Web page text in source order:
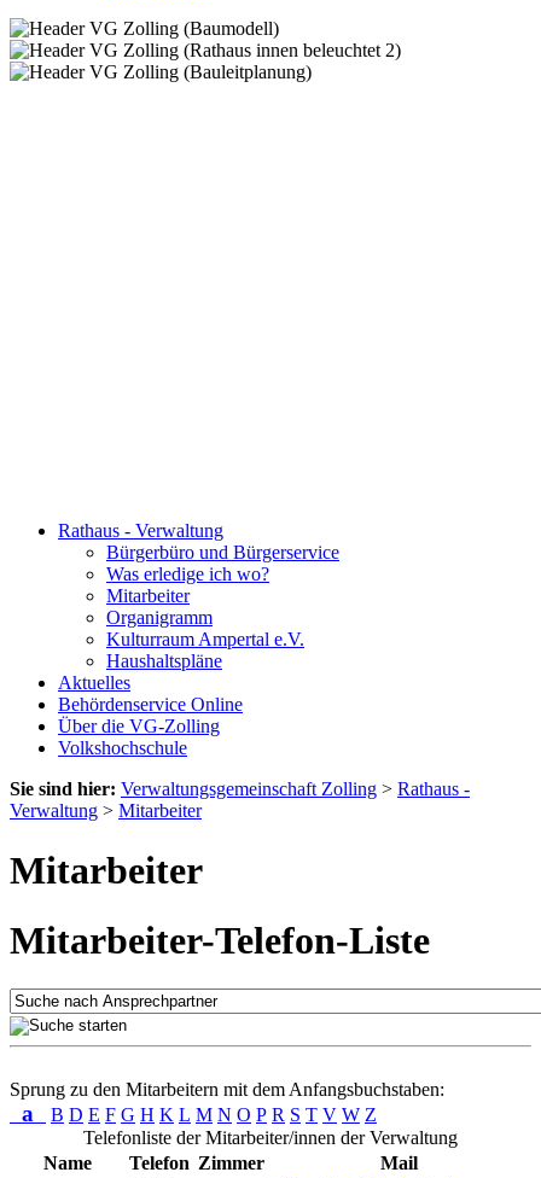
Rathaus - Verwaltung
Bürgerbüro und Bürgerservice
Was erledige ich wo?
Mitarbeiter
Organigramm
Kulturraum Ampertal e.V.
Haushaltspläne
Aktuelles
Behördenservice Online
Über die VG-Zolling
Volkshochschule
Sie sind hier: Verwaltungsgemeinschaft Zolling > Rathaus -
Verwaltung > Mitarbeiter
Mitarbeiter
Mitarbeiter-Telefon-Liste
Sprung zu den Mitarbeitern mit dem Anfangsbuchstaben:
a B D E F G H K L M N O P R S T V W Z
Telefonliste der Mitarbeiter/innen der Verwaltung
Name
Telefon Zimmer
Mail